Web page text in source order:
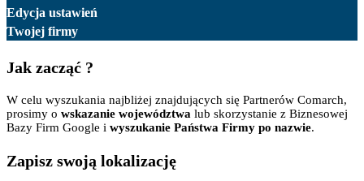
Edycja ustawień
Twojej firmy
Jak zacząć ?
W celu wyszukania najbliżej znajdujących się Partnerów Comarch,
prosimy o wskazanie województwa lub skorzystanie z Biznesowej
Bazy Firm Google i wyszukanie Państwa Firmy po nazwie.
Zapisz swoją lokalizację